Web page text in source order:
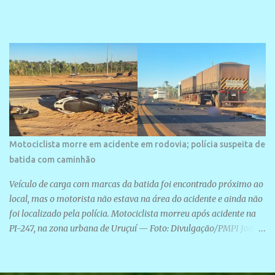
Motociclista morre em acidente em rodovia; polícia suspeita de
batida com caminhão
Veículo de carga com marcas da batida foi encontrado próximo ao
local, mas o motorista não estava na área do acidente e ainda não
foi localizado pela polícia. Motociclista morreu após acidente na
PI-247, na zona urbana de Uruçuí — Foto: Divulgação/PMPI João
A Polícia Militar informou que um caminhão com marcas de